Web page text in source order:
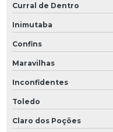
Curral de Dentro
Inimutaba
Confins
Maravilhas
Inconfidentes
Toledo
Claro dos Poções